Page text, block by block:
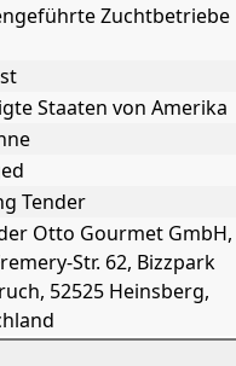
Zuchtbetriebe
Staaten von Amerika
Tender
Otto Gourmet GmbH,
Str. 62, Bizzpark
52525 Heinsberg,